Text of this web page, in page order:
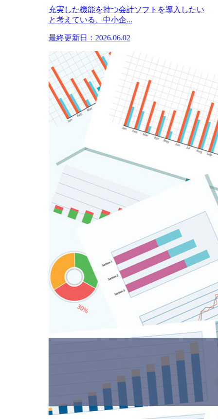
充実した機能を持つ会計ソフトを導入したい
と考えている、中小企...
最終更新日：2026.06.02